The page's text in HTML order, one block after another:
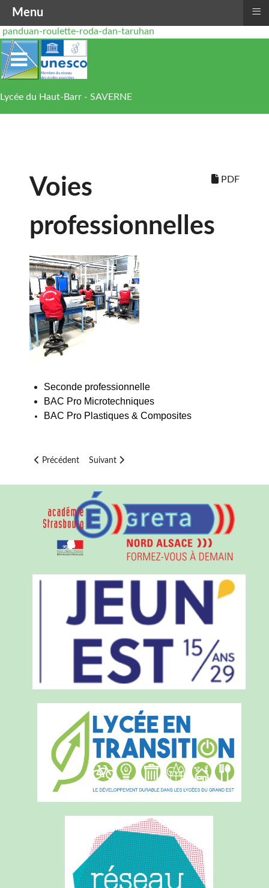
panduan-roulette-roda-dan-taruhan
Lycée du Haut-Barr - SAVERNE
PDF
Voies
professionnelles
Seconde professionnelle
BAC Pro Microtechniques
BAC Pro Plastiques & Composites
Article précédent : Post-Bac
Précédent Article suivant : Option SL : Science et
Suivant
Menu ≡